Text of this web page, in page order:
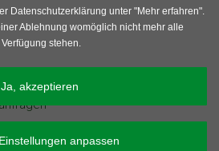
Datenschutzerklärung unter "Mehr erfahren".
Ablehnung womöglich nicht mehr alle
stehen.
Ja, akzeptieren
anpassen